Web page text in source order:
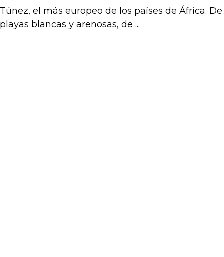
Túnez, el más europeo de los países de África. De
playas blancas y arenosas, de ...